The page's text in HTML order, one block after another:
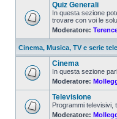
Quiz Generali
In questa sezione
trovare con voi le
Moderatore:
Cinema, Musica, TV e serie
Cinema
In questa sezione
Moderatore:
Televisione
Programmi televisivi,
Moderatore: